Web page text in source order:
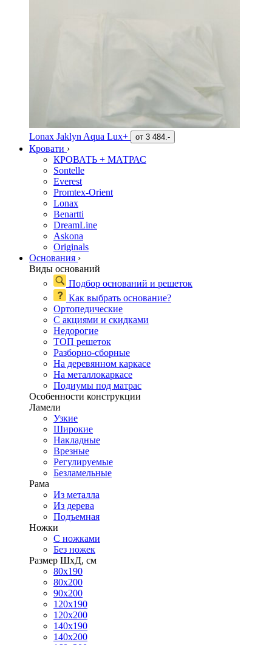
Lonax Jaklyn Aqua Lux+ от 3 484.-
Кровати ›
КРОВАТЬ + МАТРАС
Sontelle
Everest
Promtex-Orient
Lonax
Benartti
DreamLine
Askona
Originals
Основания ›
Виды оснований
Подбор оснований и решеток
Как выбрать основание?
Ортопедические
С акциями и скидками
Недорогие
ТОП решеток
Разборно-сборные
На деревянном каркасе
На металлокаркасе
Подиумы под матрас
Особенности конструкции
Ламели
Узкие
Широкие
Накладные
Врезные
Регулируемые
Безламельные
Рама
Из металла
Из дерева
Подъемная
Ножки
С ножками
Без ножек
Размер ШхД, см
80х190
80х200
90х200
120х190
120х200
140х190
140х200